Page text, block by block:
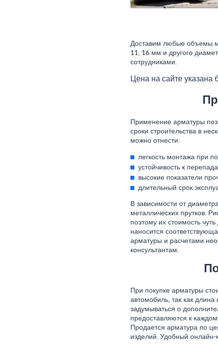
Доставим любые объемы
11, 16 мм и другого
сотрудниками.
Цена на сайте указана
Применение арматуры
сроки строительства в
можно отнести:
легкость монтажа при
устойчивость к
высокие показатели
длительный срок
В зависимости от
металлических прутков.
поэтому их стоимость
наносится
арматуры и расчетами
консультантам.
При покупке арматуры
автомобиль, так как
задумываться о
предоставляются к
Продается арматура по
изделий. Удобный онлайн-